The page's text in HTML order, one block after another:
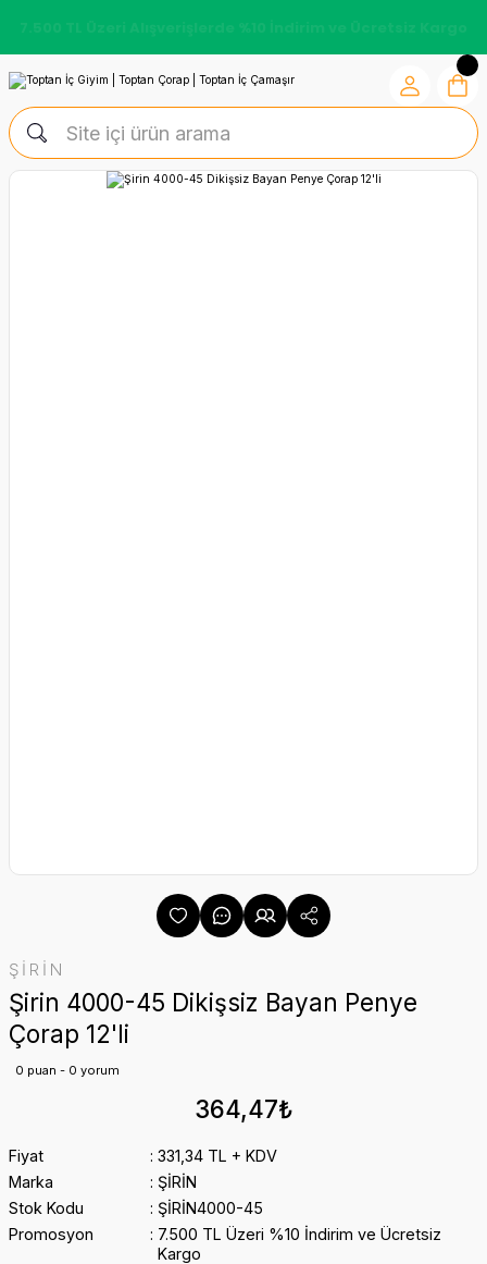
ŞİRİN
Şirin 4000-45 Dikişsiz Bayan Penye
Çorap 12'li
0 puan - 0 yorum
364,47₺
Fiyat
331,34 TL + KDV
Marka
ŞİRİN
Stok Kodu
ŞİRİN4000-45
Promosyon
7.500 TL Üzeri %10 İndirim ve Ücretsiz
Kargo